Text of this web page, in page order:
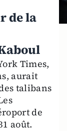
de la
Times,
aurait
talibans
de
août.